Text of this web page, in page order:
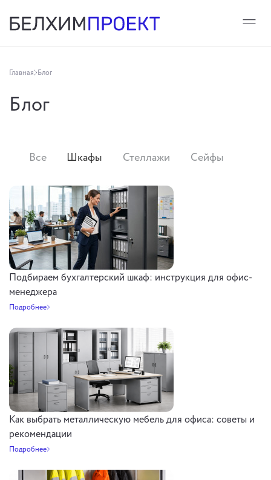
Главная Блог
Блог
Все Шкафы Стеллажи Сейфы
Подбираем бухгалтерский шкаф: инструкция для офис-
менеджера
Подробнее
Как выбрать металлическую мебель для офиса: советы и
рекомендации
Подробнее